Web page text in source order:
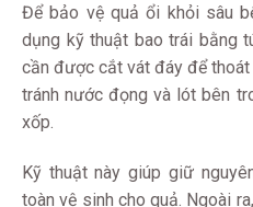
Để bảo vệ quả ổi khỏi sâu
dụng kỹ thuật bao trái bằng
cần được cắt vát đáy để
tránh nước đọng và lót bên
xốp.
Kỹ thuật này giúp giữ
toàn vệ sinh cho quả. Ngoài